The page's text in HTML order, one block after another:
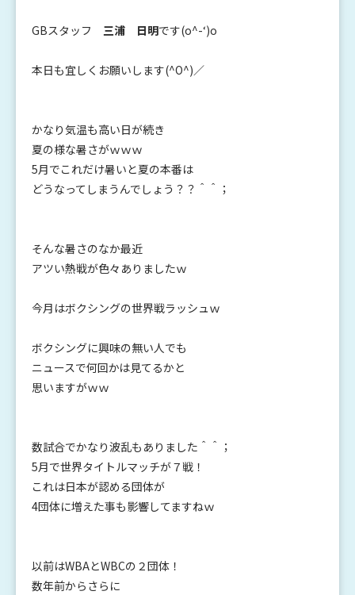
GBスタッフ 三浦 日明です(o^-‘)o
本日も宜しくお願いします(^O^)／
かなり気温も高い日が続き
夏の様な暑さがｗｗｗ
5月でこれだけ暑いと夏の本番は
どうなってしまうんでしょう？？＾＾；
そんな暑さのなか最近
アツい熱戦が色々ありましたｗ
今月はボクシングの世界戦ラッシュｗ
ボクシングに興味の無い人でも
ニュースで何回かは見てるかと
思いますがｗｗ
数試合でかなり波乱もありました＾＾；
5月で世界タイトルマッチが７戦！
これは日本が認める団体が
4団体に増えた事も影響してますねｗ
以前はWBAとWBCの２団体！
数年前からさらに